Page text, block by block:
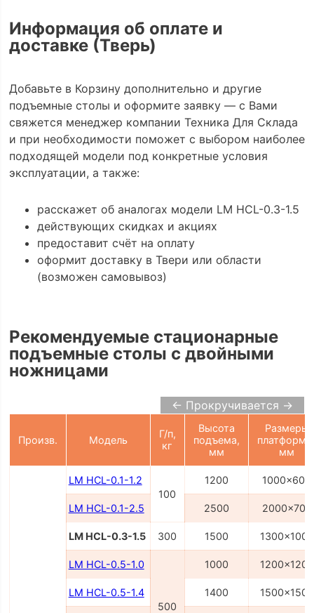
Информация об оплате и
доставке (Тверь)
Добавьте в Корзину дополнительно и другие
подъемные столы и оформите заявку — с Вами
свяжется менеджер компании Техника Для Склада
и при необходимости поможет с выбором наиболее
подходящей модели под конкретные условия
эксплуатации, а также:
расскажет об аналогах модели LM HCL-0.3-1.5
действующих скидках и акциях
предоставит счёт на оплату
оформит доставку в Твери или области
(возможен самовывоз)
Рекомендуемые стационарные
подъемные столы с двойными
ножницами
← Прокручивается →
Произв. Модель
Г/п,
кг
Высота
подъема,
мм
Размеры
мм
LM HCL-0.1-1.2
100
1200 1000x600
LM HCL-0.1-2.5 2500 2000x700
LM HCL-0.3-1.5 300 1500 1300x1000
LM HCL-0.5-1.0
500
1000 1200x1200
LM HCL-0.5-1.4 1400 1500x1500